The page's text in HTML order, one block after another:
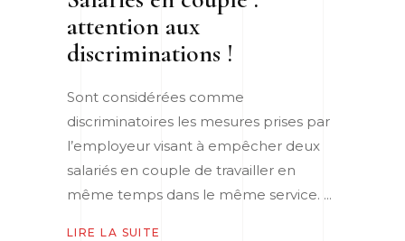
attention aux
discriminations !
Sont considérées comme
discriminatoires les mesures prises par
l’employeur visant à empêcher deux
salariés en couple de travailler en
même temps dans le même service.
LIRE LA SUITE